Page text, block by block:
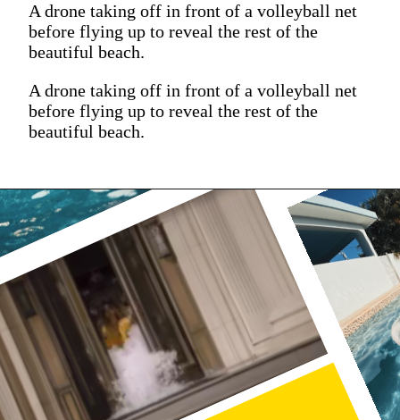
A drone taking off in front of a volleyball net
before flying up to reveal the rest of the
beautiful beach.
A drone taking off in front of a volleyball net
before flying up to reveal the rest of the
beautiful beach.